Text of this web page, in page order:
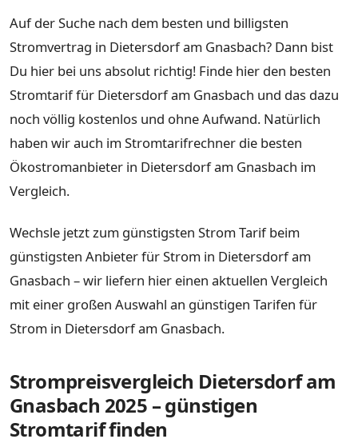
Auf der Suche nach dem besten und billigsten
Stromvertrag in Dietersdorf am Gnasbach? Dann bist
Du hier bei uns absolut richtig! Finde hier den besten
Stromtarif für Dietersdorf am Gnasbach und das dazu
noch völlig kostenlos und ohne Aufwand. Natürlich
haben wir auch im Stromtarifrechner die besten
Ökostromanbieter in Dietersdorf am Gnasbach im
Vergleich.
Wechsle jetzt zum günstigsten Strom Tarif beim
günstigsten Anbieter für Strom in Dietersdorf am
Gnasbach – wir liefern hier einen aktuellen Vergleich
mit einer großen Auswahl an günstigen Tarifen für
Strom in Dietersdorf am Gnasbach.
Strompreisvergleich Dietersdorf am
Gnasbach 2025 – günstigen
Stromtarif finden